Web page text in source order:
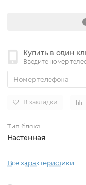
Купить в один
Введите номер
В закладки
Тип блока
Настенная
Все характеристики